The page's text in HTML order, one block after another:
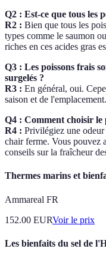
Q2 : Est-ce que tous les
R2 : Bien que tous les
types comme le saumon
riches en ces acides gras
Q3 : Les poissons frais
surgelés ?
R3 : En général, oui.
saison et de l'emplacement.
Q4 : Comment choisir le
R4 : Privilégiez une
chair ferme. Vous pouvez
conseils sur la fraîcheur
Thermes marins et
Ammareal FR
152.00 EURVoir le prix
Les bienfaits du sel de